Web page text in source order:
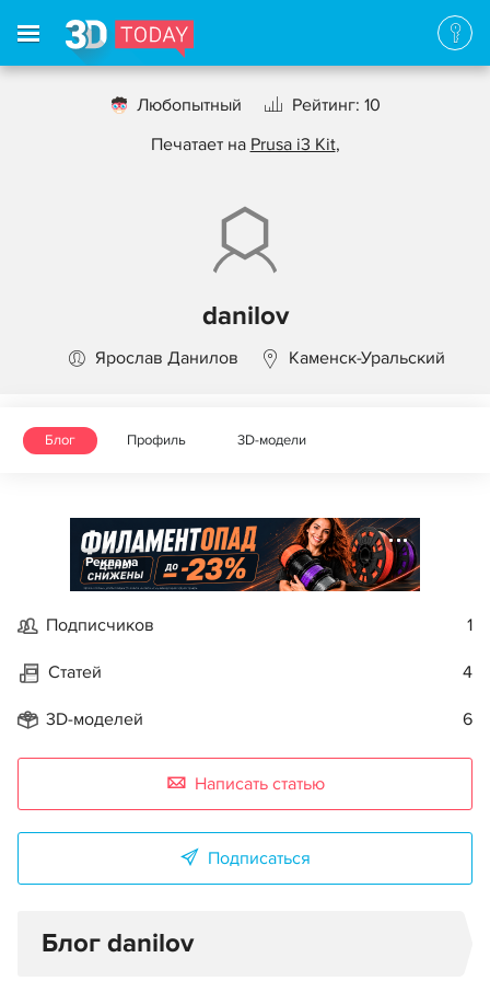
Любопытный
Рейтинг: 10
Печатает на Prusa i3 Kit,
danilov
Ярослав Данилов Каменск-Уральский
Блог Профиль 3D-модели
Реклама
Подписчиков 1
Статей 4
3D-моделей 6
Написать статью
Подписаться
Блог danilov